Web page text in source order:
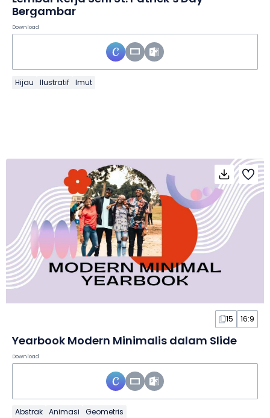
Bergambar
Download
Hijau Ilustratif Imut
15 16:9
Yearbook Modern Minimalis dalam Slide
Download
Abstrak Animasi Geometris